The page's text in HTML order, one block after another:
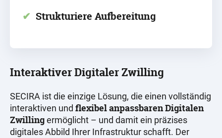
✔ Strukturiere Aufbereitung
Interaktiver Digitaler Zwilling
SECIRA ist die einzige Lösung, die einen vollständig
interaktiven und flexibel anpassbaren Digitalen
Zwillingermöglicht – und damit ein präzises
digitales Abbild Ihrer Infrastruktur schafft. Der